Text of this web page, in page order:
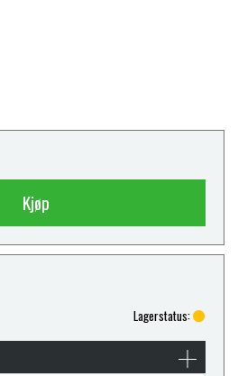
Kjøp
Lagerstatus: